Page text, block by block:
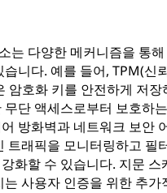
는 다양한 메커니즘을 통
니다. 예를 들어, TPM(신
암호화 키를 안전하게 저장
무단 액세스로부터 보호하
방화벽과 네트워크 보안
트래픽을 모니터링하고 필
화할 수 있습니다. 지문 스
는 사용자 인증을 위한 추가